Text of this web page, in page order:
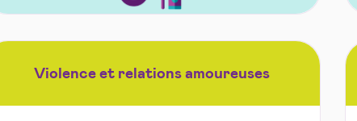
Violence et relations amoureuses